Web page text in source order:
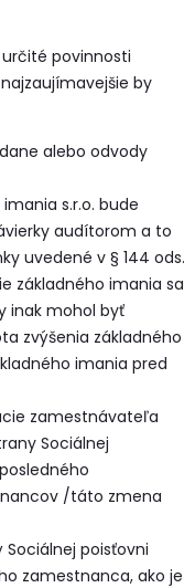
povinnosti
by
alebo odvody
s.r.o. bude
audítorom a to
uvedené v § 144 ods.
základného imania sa
inak mohol byť
zvýšenia základného
imania pred
zamestnávateľa
Sociálnej
/táto zmena
poisťovni
zamestnanca, ako je